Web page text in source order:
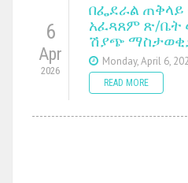
6
Apr
2026
በፌደራል ጠቅላይ
አፈጻጸም ጽ/ቤት
ሽያጭ
Monday, April 6,
READ MORE